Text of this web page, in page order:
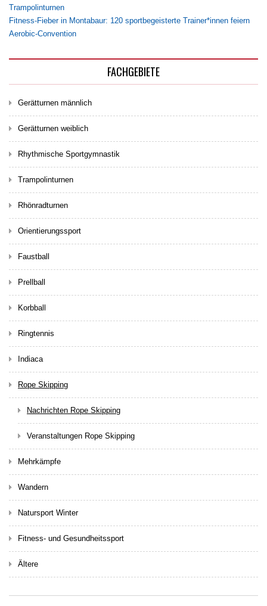
Trampolinturnen
Fitness-Fieber in Montabaur: 120 sportbegeisterte Trainer*innen feiern
Aerobic-Convention
FACHGEBIETE
Gerätturnen männlich
Gerätturnen weiblich
Rhythmische Sportgymnastik
Trampolinturnen
Rhönradturnen
Orientierungssport
Faustball
Prellball
Korbball
Ringtennis
Indiaca
Rope Skipping
Nachrichten Rope Skipping
Veranstaltungen Rope Skipping
Mehrkämpfe
Wandern
Natursport Winter
Fitness- und Gesundheitssport
Ältere